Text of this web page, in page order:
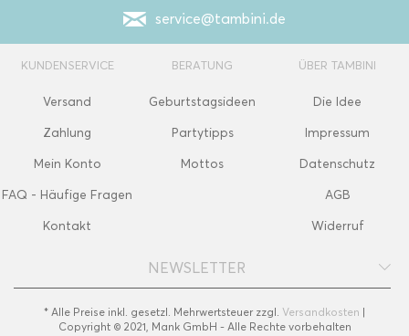
service@tambini.de
KUNDENSERVICE
Versand
Zahlung
Mein Konto
FAQ - Häufige Fragen
Kontakt
BERATUNG
Geburtstagsideen
Partytipps
Mottos
ÜBER TAMBINI
Die Idee
Impressum
Datenschutz
AGB
Widerruf
NEWSLETTER
* Alle Preise inkl. gesetzl. Mehrwertsteuer zzgl. Versandkosten |
Copyright © 2021, Mank GmbH - Alle Rechte vorbehalten